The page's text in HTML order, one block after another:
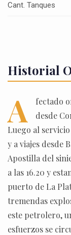
Cant. Tanques
Historial
A
fectado
desde
Luego al
y a viajes desde
Apostilla del
a las 16.20 y
puerto de La
tremendas
este petrolero,
esfuerzos se